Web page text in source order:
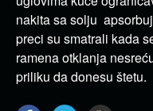
nakita sa solju
preci su smatrali kada
ramena otklanja
priliku da donesu štetu.